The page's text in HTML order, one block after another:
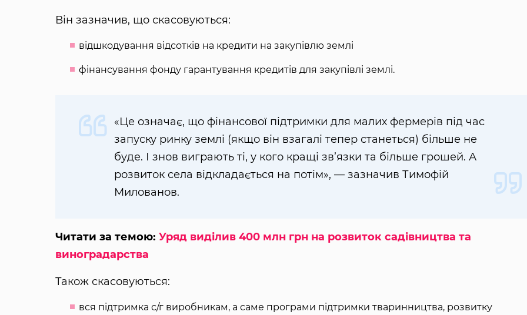
Він зазначив, що скасовуються:
відшкодування відсотків на кредити на закупівлю землі
фінансування фонду гарантування кредитів для закупівлі землі.
«Це означає, що фінансової підтримки для малих фермерів під час
запуску ринку землі (якщо він взагалі тепер станеться) більше не
буде. І знов виграють ті, у кого кращі зв’язки та більше грошей. А
розвиток села відкладається на потім», — зазначив Тимофій
Милованов.
Читати за темою: Уряд виділив 400 млн грн на розвиток садівництва та
виноградарства
Також скасовуються:
вся підтримка с/г виробникам, а саме програми підтримки тваринництва, розвитку